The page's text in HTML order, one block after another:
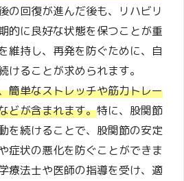
の回復が進んだ後も、リハビリ
的に良好な状態を保つことが重
維持し、再発を防ぐために、自
けることが求められます。
簡単なストレッチや筋力トレー
どが含まれます。特に、股関節
を続けることで、股関節の安定
症状の悪化を防ぐことができま
療法士や医師の指導を受け、適